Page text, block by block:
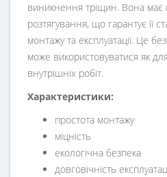
виникнення тріщин. Вона має
розтягування, що гарантує її
монтажу та експлуатації. Це
може використовуватися як
внутрішніх робіт.
Характеристики:
простота монтажу
міцність
екологічна безпека
довговічність